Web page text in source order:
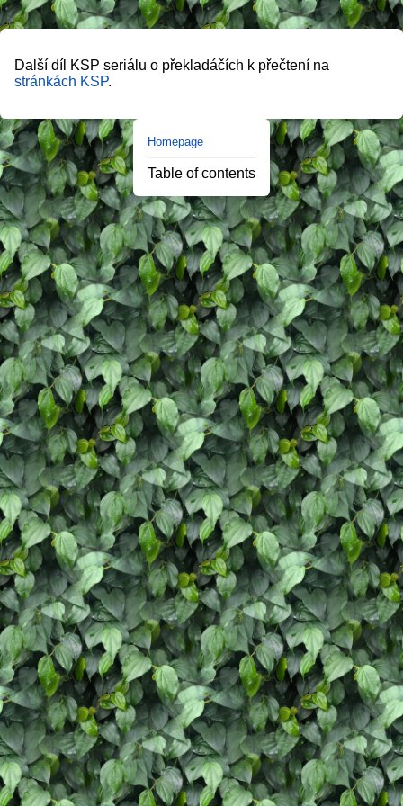
Další díl KSP seriálu o překladáčích k přečtení na
stránkách KSP.
Homepage
Table of contents